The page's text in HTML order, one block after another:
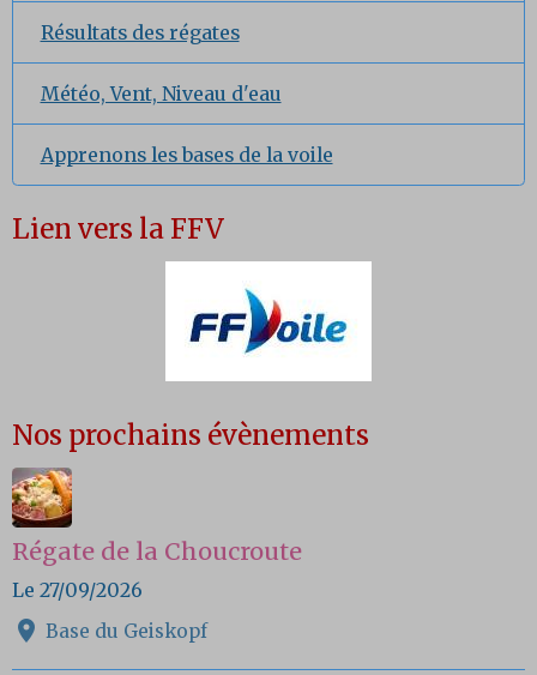
Résultats des régates
Météo, Vent, Niveau d'eau
Apprenons les bases de la voile
Lien vers la FFV
Nos prochains évènements
Régate de la Choucroute
Le 27/09/2026
Base du Geiskopf